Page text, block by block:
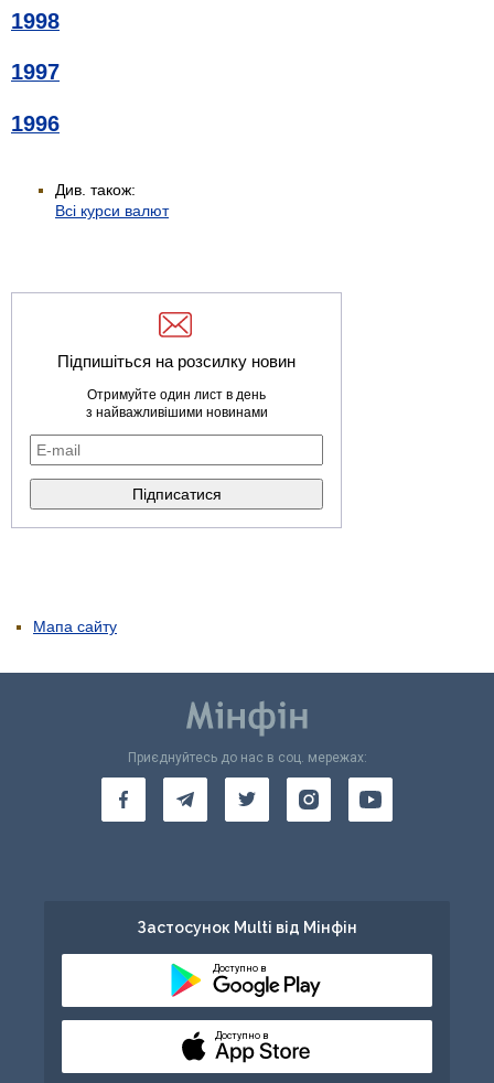
1998
1997
1996
Див. також:
Всі курси валют
Підпишіться на розсилку новин
Отримуйте один лист в день
з найважливішими новинами
Мапа сайту
Приєднуйтесь до нас в соц. мережах:
Застосунок Multi від Мінфін
Доступно в
Доступно в